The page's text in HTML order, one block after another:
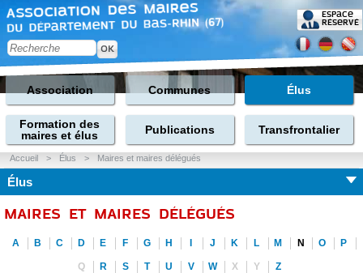
Espace
réservé
Association Communes Élus
Formation des
maires et élus
Publications Transfrontalier
Accueil > Élus > Maires et maires délégués
Élus
MAIRES ET MAIRES DÉLÉGUÉS
A B C D E F G H J K L M N O P
Q R S T U V W X Y Z